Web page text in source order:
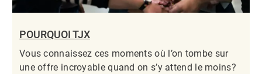
POURQUOI TJX
Vous connaissez ces moments où l’on tombe sur
une offre incroyable quand on s’y attend le moins?